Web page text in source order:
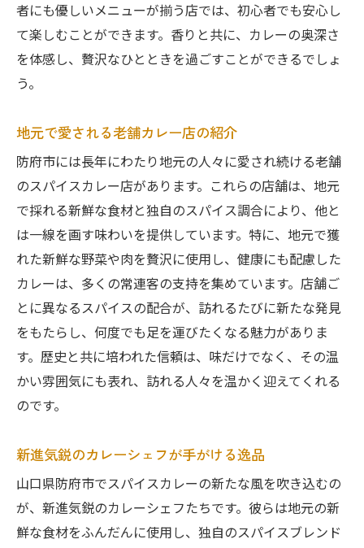
者にも優しいメニューが揃う店では、初心者でも安心し
て楽しむことができます。香りと共に、カレーの奥深さ
を体感し、贅沢なひとときを過ごすことができるでしょ
う。
地元で愛される老舗カレー店の紹介
防府市には長年にわたり地元の人々に愛され続ける老舗
のスパイスカレー店があります。これらの店舗は、地元
で採れる新鮮な食材と独自のスパイス調合により、他と
は一線を画す味わいを提供しています。特に、地元で獲
れた新鮮な野菜や肉を贅沢に使用し、健康にも配慮した
カレーは、多くの常連客の支持を集めています。店舗ご
とに異なるスパイスの配合が、訪れるたびに新たな発見
をもたらし、何度でも足を運びたくなる魅力がありま
す。歴史と共に培われた信頼は、味だけでなく、その温
かい雰囲気にも表れ、訪れる人々を温かく迎えてくれる
のです。
新進気鋭のカレーシェフが手がける逸品
山口県防府市でスパイスカレーの新たな風を吹き込むの
が、新進気鋭のカレーシェフたちです。彼らは地元の新
鮮な食材をふんだんに使用し、独自のスパイスブレンド